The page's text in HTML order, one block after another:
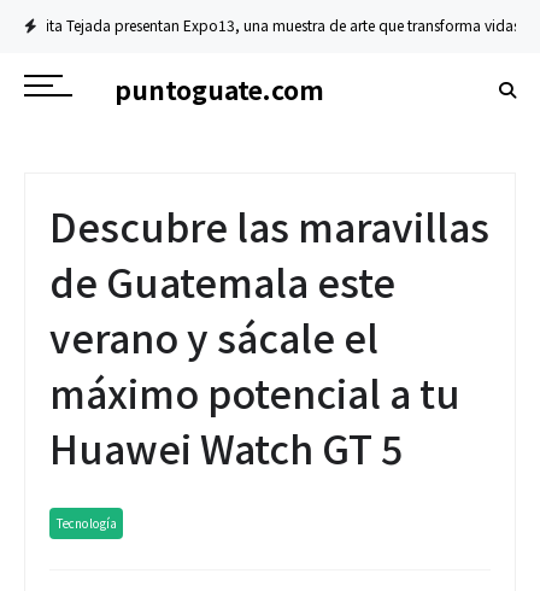
una muestra de arte que transforma vidas Financiero Prosegur
puntoguate.com
Descubre las maravillas
de Guatemala este
verano y sácale el
máximo potencial a tu
Huawei Watch GT 5
Tecnología